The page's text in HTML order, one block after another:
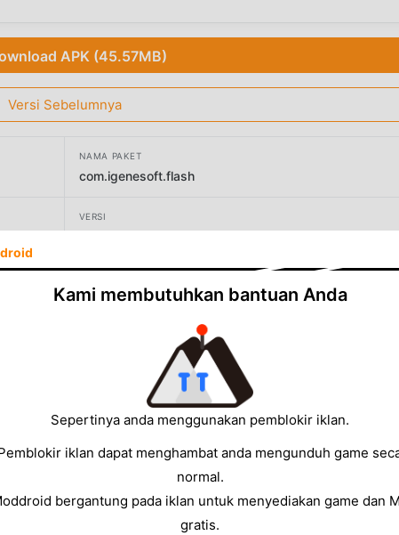
APK (45.57MB)
Versi Sebelumnya
NAMA PAKET
com.igenesoft.flash
VERSI
iGene
Kami membutuhkan bantuan Anda
Sepertinya anda menggunakan pemblokir iklan.
iklan dapat menghambat anda mengunduh game
normal.
bergantung pada iklan untuk menyediakan game dan
gratis.